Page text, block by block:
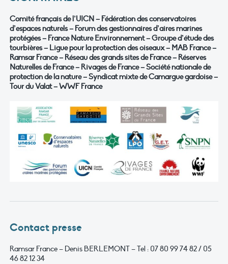
Comité français de l’UICN – Fédération des conservatoires
d’espaces naturels – Forum desgestionnaires d’aires marines
protégées – France Nature Environnement – Groupe d’étude des
tourbières – Ligue pour la protection des oiseaux – MAB France –
Ramsar France – Réseau des grandssites de France – Réserves
Naturelles de France – Rivages de France – Société nationale de
protectionde la nature – Syndicat mixte de Camargue gardoise –
Tour du Valat – WWF France
Contact presse
Ramsar France – Denis BERLEMONT – Tel : 07 80 99 74 82 / 05
46 82 12 34